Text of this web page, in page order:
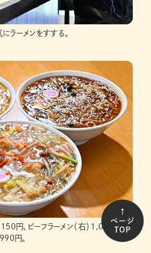
ラーメンをすする。
円、ビーフラーメン（右）1,040円、
円。